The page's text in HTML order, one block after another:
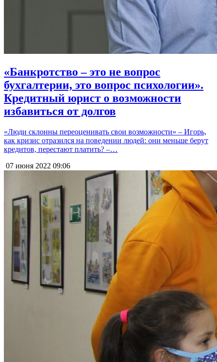
«Банкротство – это не вопрос
бухгалтерии, это вопрос психологии».
Кредитный юрист о возможности
избавиться от долгов
«Люди склонны переоценивать свои возможности» – Игорь,
как кризис отразился на поведении людей: они меньше берут
кредитов, перестают платить? –…
07 июня 2022 09:06